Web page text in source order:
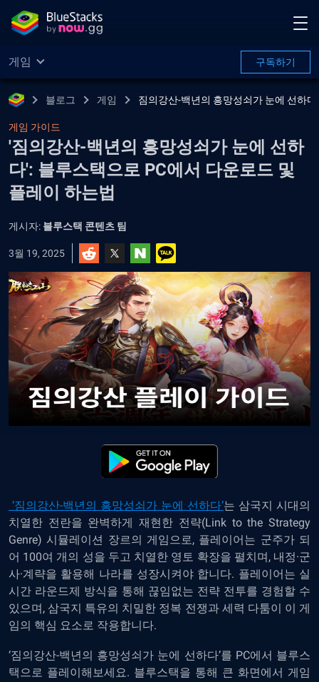
게임 구독하기
블로그 게임 짐의강산-백년의 흥망성쇠가 눈에 선하다
게임 가이드
'짐의강산-백년의 흥망성쇠가 눈에 선하
다': 블루스택으로 PC에서 다운로드 및
플레이 하는법
게시자: 블루스택 콘텐츠 팀
3월 19, 2025
‘짐의강산-백년의 흥망성쇠가 눈에 선하다’는 삼국지 시대의
치열한 전란을 완벽하게 재현한 전략(Link to the Strategy
Genre)시뮬레이션 장르의 게임으로, 플레이어는 군주가 되
어 100여 개의 성을 두고 치열한 영토 확장을 펼치며, 내정·군
사·계략을 활용해 나라를 성장시켜야 합니다. 플레이어는 실
시간 라운드제 방식을 통해 끊임없는 전략 전투를 경험할 수
있으며, 삼국지 특유의 치밀한 정복 전쟁과 세력 다툼이 이 게
임의 핵심 요소로 작용합니다.
‘짐의강산-백년의 흥망성쇠가 눈에 선하다’를 PC에서 블루스
택으로 플레이해보세요. 블루스택을 통해 큰 화면에서 게임